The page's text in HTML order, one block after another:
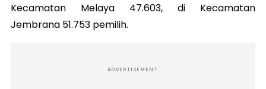
Kecamatan Melaya 47.603, di Kecamatan
Jembrana 51.753 pemilih.
ADVERTISEMENT